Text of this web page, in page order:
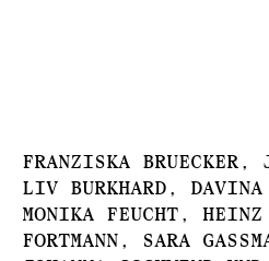
Franziska Bruecker,
Liv Burkhard, Davina
Monika Feucht,
Fortmann, Sara